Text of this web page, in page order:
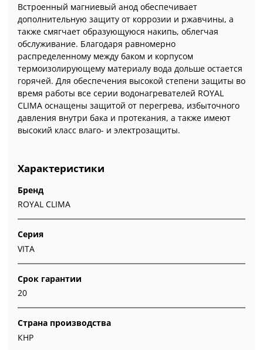
Встроенный магниевый анод обеспечивает
дополнительную защиту от коррозии и ржавчины, а
также смягчает образующуюся накипь, облегчая
обслуживание. Благодаря равномерно
распределенному между баком и корпусом
термоизолирующему материалу вода дольше остается
горячей. Для обеспечения высокой степени защиты во
время работы все серии водонагревателей ROYAL
CLIMA оснащены защитой от перегрева, избыточного
давления внутри бака и протекания, а также имеют
высокий класс влаго- и электрозащиты.
Характеристики
Бренд
ROYAL CLIMA
Серия
VITA
Срок гарантии
20
Страна производства
КНР